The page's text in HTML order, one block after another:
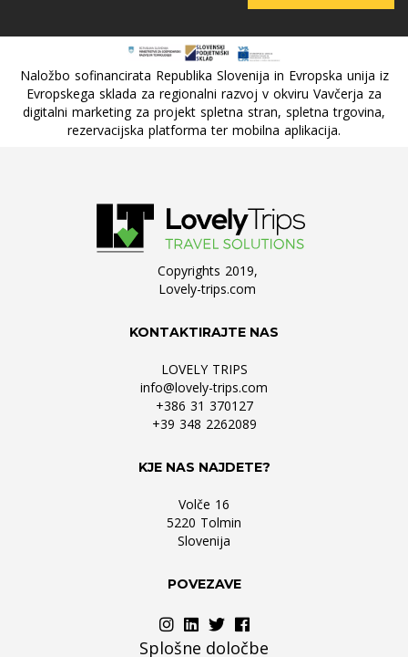
Naložbo sofinancirata Republika Slovenija in Evropska unija iz
Evropskega sklada za regionalni razvoj v okviru Vavčerja za
digitalni marketing za projekt spletna stran, spletna trgovina,
rezervacijska platforma ter mobilna aplikacija.
Copyrights 2019,
Lovely-trips.com
KONTAKTIRAJTE NAS
LOVELY TRIPS
info@lovely-trips.com
+386 31 370127
+39 348 2262089
KJE NAS NAJDETE?
Volče 16
5220 Tolmin
Slovenija
POVEZAVE
Splošne določbe